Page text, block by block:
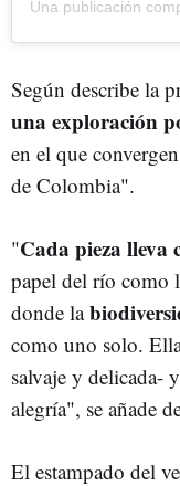
Una publicación
Según describe la
una exploración
en el que
de Colombia".
"Cada pieza lleva
papel del río como
donde la
como uno solo.
salvaje y delicada-
alegría", se añade
El estampado del